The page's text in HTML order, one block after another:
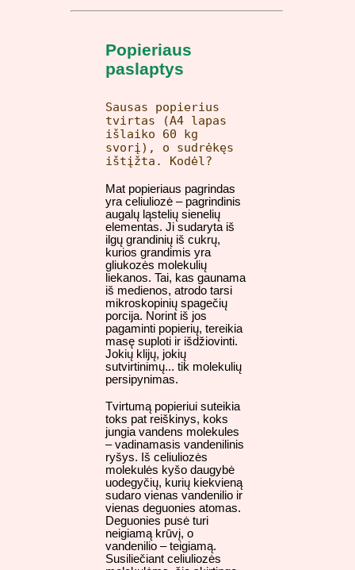
Popieriaus
paslaptys
Sausas popierius
tvirtas (A4 lapas
išlaiko 60 kg
svorį), o sudrėkęs
ištįžta. Kodėl?
Mat popieriaus pagrindas
yra celiuliozė – pagrindinis
augalų ląstelių sienelių
elementas. Ji sudaryta iš
ilgų grandinių iš cukrų,
kurios grandimis yra
gliukozės molekulių
liekanos. Tai, kas gaunama
iš medienos, atrodo tarsi
mikroskopinių spagečių
porcija. Norint iš jos
pagaminti popierių, tereikia
masę suploti ir išdžiovinti.
Jokių klijų, jokių
sutvirtinimų... tik molekulių
persipynimas.
Tvirtumą popieriui suteikia
toks pat reiškinys, koks
jungia vandens molekules
– vadinamasis vandenilinis
ryšys. Iš celiuliozės
molekulės kyšo daugybė
uodegyčių, kurių kiekvieną
sudaro vienas vandenilio ir
vienas deguonies atomas.
Deguonies pusė turi
neigiamą krūvį, o
vandenilio – teigiamą.
Susiliečiant celiuliozės